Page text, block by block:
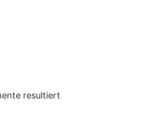
resultiert